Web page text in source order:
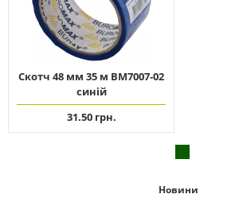
Скотч 48 мм 35 м ВМ7007-02
синій
31.50 грн.
Новини